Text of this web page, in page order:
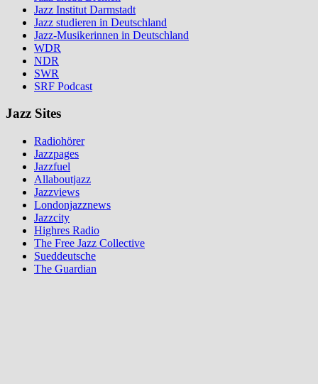
Jazz Institut Darmstadt
Jazz studieren in Deutschland
Jazz-Musikerinnen in Deutschland
WDR
NDR
SWR
SRF Podcast
Jazz Sites
Radiohörer
Jazzpages
Jazzfuel
Allaboutjazz
Jazzviews
Londonjazznews
Jazzcity
Highres Radio
The Free Jazz Collective
Sueddeutsche
The Guardian